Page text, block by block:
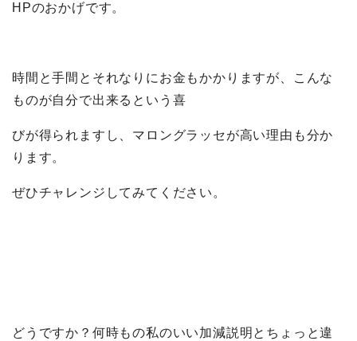
HPのおかげです。
時間と手間とそれなりにお金もかかりますが、こんな
ものが自分で出来るという喜
びが得られますし、マロングラッセが高い理由も分か
ります。
ぜひチャレンジしてみてください。
どうですか？何時もの私のいい加減説明とちょっと違